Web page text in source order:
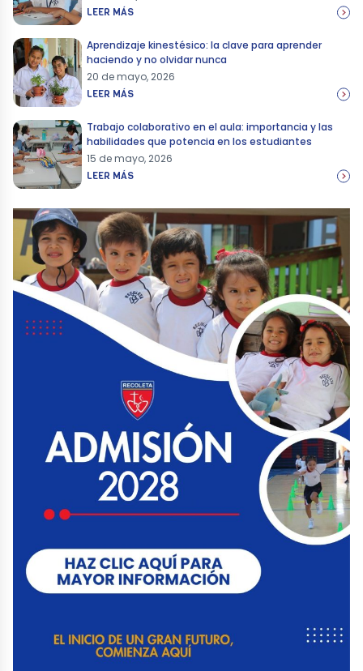
LEER MÁS
Aprendizaje kinestésico: la clave para aprender
haciendo y no olvidar nunca
20 de mayo, 2026
LEER MÁS
Trabajo colaborativo en el aula: importancia y las
habilidades que potencia en los estudiantes
15 de mayo, 2026
LEER MÁS